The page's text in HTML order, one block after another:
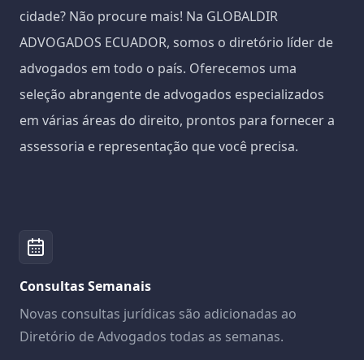
cidade? Não procure mais! Na GLOBALDIR
ADVOGADOS ECUADOR, somos o diretório líder de
advogados em todo o país. Oferecemos uma
seleção abrangente de advogados especializados
em várias áreas do direito, prontos para fornecer a
assessoria e representação que você precisa.
Consultas Semanais
Novas consultas jurídicas são adicionadas ao
Diretório de Advogados todas as semanas.